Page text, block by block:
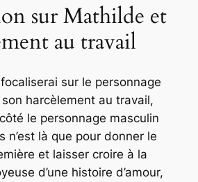
sur Mathilde et
au travail
sur le personnage
harcèlement au travail,
le personnage masculin
n’est là que pour donner le
et laisser croire à la
d’une histoire d’amour,